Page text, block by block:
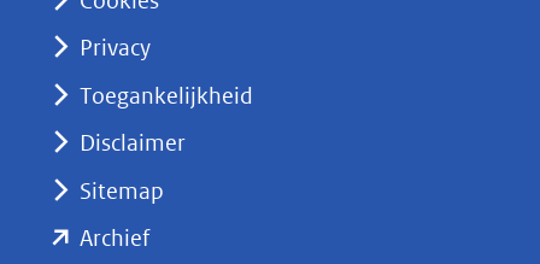
nieuw
naar
Privacy
Toegankelijkheid
Disclaimer
Sitemap
Archief(opent